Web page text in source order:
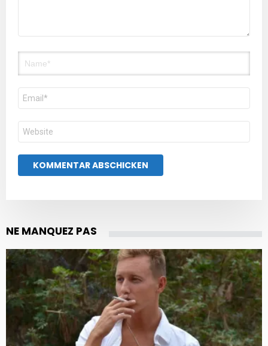
E-
Mail-
Adresse
Website
NE MANQUEZ PAS